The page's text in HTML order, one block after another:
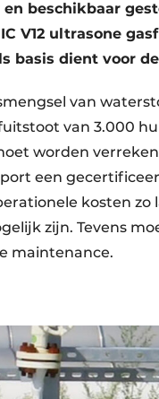
beschikbaar
V12 ultrasone
basis dient voor
van
van 3.000
worden
een
kosten zo
zijn. Tevens
maintenance.